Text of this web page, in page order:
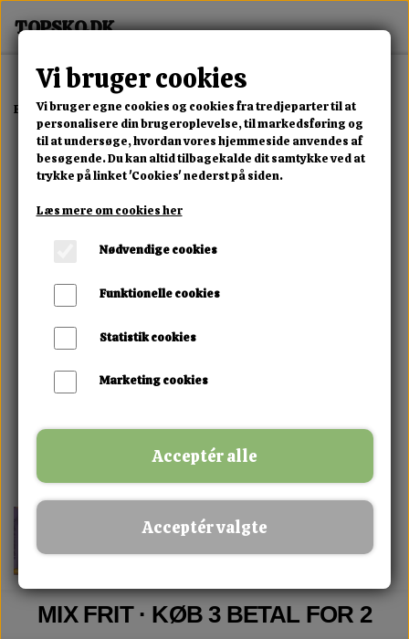
Forside Erotisk Kollektion Dvd Charming Angels
MIX FRIT · KØB 3 BETAL FOR 2
Vi bruger cookies
Vi bruger egne cookies og cookies fra tredjeparter til at
personalisere din brugeroplevelse, til markedsføring og
til at undersøge, hvordan vores hjemmeside anvendes af
besøgende. Du kan altid tilbagekalde dit samtykke ved at
trykke på linket 'Cookies' nederst på siden.
Læs mere om cookies her
Nødvendige cookies
Funktionelle cookies
Statistik cookies
Marketing cookies
Acceptér alle
Acceptér valgte